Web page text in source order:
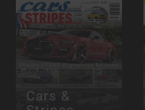
Cars &